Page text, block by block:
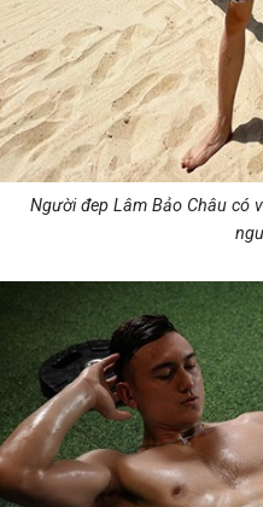
Người đep Lâm Bảo Châu có